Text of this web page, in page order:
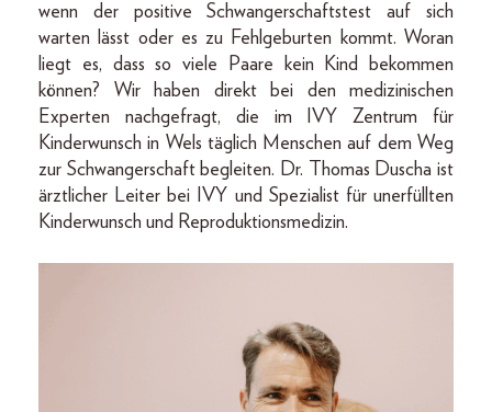
wenn der positive Schwangerschaftstest auf sich
warten lässt oder es zu Fehlgeburten kommt. Woran
liegt es, dass so viele Paare kein Kind bekommen
können? Wir haben direkt bei den medizinischen
Experten nachgefragt, die im IVY Zentrum für
Kinderwunsch in Wels täglich Menschen auf dem Weg
zur Schwangerschaft begleiten. Dr. Thomas Duscha ist
ärztlicher Leiter bei IVY und Spezialist für unerfüllten
Kinderwunsch und Reproduktionsmedizin.